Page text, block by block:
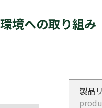
環境への取り組み
製品